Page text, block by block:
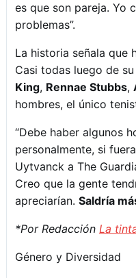
es que son pareja. Yo
problemas”.
La historia señala que
Casi todas luego de
King, Rennae Stubbs,
hombres, el único
“Debe haber algunos
personalmente, si
Uytvanck a The
Creo que la gente
apreciarían. Saldría
*Por Redacción La
Género y Diversidad